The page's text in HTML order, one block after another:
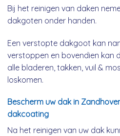
Bij het reinigen van daken
dakgoten onder handen.
Een verstopte dakgoot kan
verstoppen en bovendien kan
alle bladeren, takken, vuil &
loskomen.
Bescherm uw dak in
dakcoating
Na het reinigen van uw dak